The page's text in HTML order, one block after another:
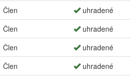
Člen
uhradené
Člen
uhradené
Člen
uhradené
Člen
uhradené